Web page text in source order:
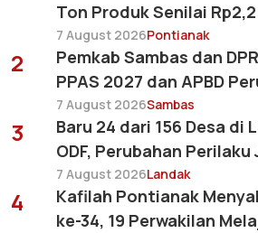
Ton Produk Senilai
7 August 2026Pontianak
2
Pemkab Sambas dan
PPAS 2027 dan APBD
7 August 2026Sambas
3
Baru 24 dari 156 Desa di
ODF, Perubahan
7 August 2026Landak
4
Kafilah Pontianak
ke-34, 19 Perwakilan